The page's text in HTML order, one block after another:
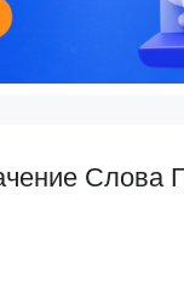
Слова